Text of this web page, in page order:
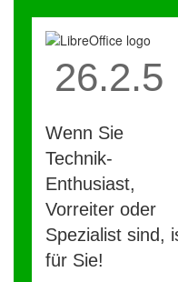
26.2.5
Wenn Sie
Technik-
Enthusiast,
Vorreiter oder
Spezialist sind,
für Sie!